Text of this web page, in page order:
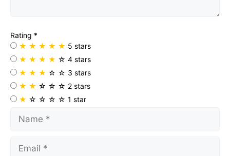
Rating *
★ ★ ★ ★ ★ 5 stars
★ ★ ★ ★ ☆ 4 stars
★ ★ ★ ☆ ☆ 3 stars
★ ★ ☆ ☆ ☆ 2 stars
★ ☆ ☆ ☆ ☆ 1 star